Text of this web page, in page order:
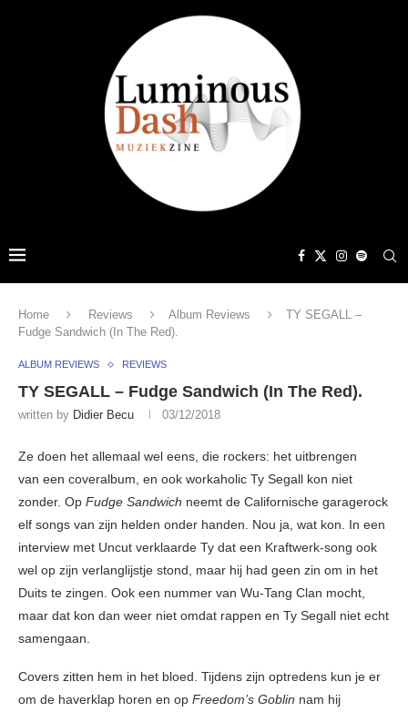
Home Reviews Album Reviews
TY SEGALL –
Fudge Sandwich (In The Red).
ALBUM REVIEWS REVIEWS
TY SEGALL – Fudge Sandwich (In The Red).
written by Didier Becu 03/12/2018
Ze doen het allemaal wel eens, die rockers: het uitbrengen
van een coveralbum, en ook workaholic Ty Segall kon niet
zonder. Op Fudge Sandwich neemt de Californische garagerock
elf songs van zijn helden onder handen. Nou ja, wat kon. In een
interview met Uncut verklaarde Ty dat een Kraftwerk-song ook
wel op zijn verlanglijstje stond, maar hij had geen zin om in het
Duits te zingen. Ook een nummer van Wu-Tang Clan mocht,
maar dat kon dan weer niet omdat rappen en Ty Segall niet echt
samengaan.
Covers zitten hem in het bloed. Tijdens zijn optredens kun je er
om de haverklap horen en op Freedom’s Goblin nam hij